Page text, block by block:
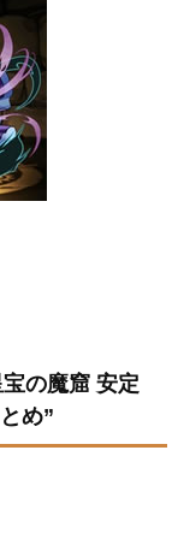
の魔窟 安定
め”